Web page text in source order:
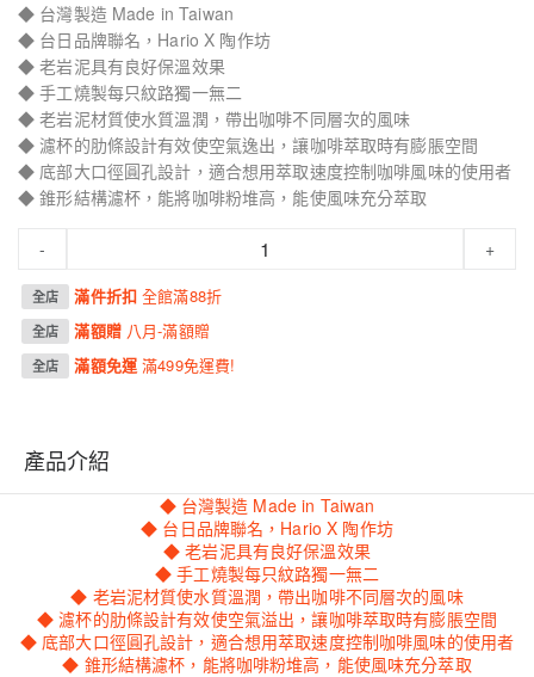
◆ 台灣製造 Made in Taiwan
◆ 台日品牌聯名，Hario X 陶作坊
◆ 老岩泥具有良好保溫效果
◆ 手工燒製每只紋路獨一無二
◆ 老岩泥材質使水質溫潤，帶出咖啡不同層次的風味
◆ 濾杯的肋條設計有效使空氣逸出，讓咖啡萃取時有膨脹空間
◆ 底部大口徑圓孔設計，適合想用萃取速度控制咖啡風味的使用者
◆ 錐形結構濾杯，能將咖啡粉堆高，能使風味充分萃取
- +
全店 滿件折扣全館滿88折
全店 滿額贈 八月-滿額贈
全店 滿額免運滿499免運費!
產品介紹
◆ 台灣製造 Made in Taiwan
◆ 台日品牌聯名，Hario X 陶作坊
◆ 老岩泥具有良好保溫效果
◆ 手工燒製每只紋路獨一無二
◆ 老岩泥材質使水質溫潤，帶出咖啡不同層次的風味
◆ 濾杯的肋條設計有效使空氣溢出，讓咖啡萃取時有膨脹空間
◆ 底部大口徑圓孔設計，適合想用萃取速度控制咖啡風味的使用者
◆ 錐形結構濾杯，能將咖啡粉堆高，能使風味充分萃取